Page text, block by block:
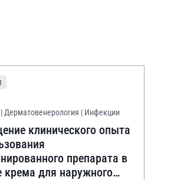
| Дерматовенерология | Инфекции
клинического опыта
препарата в
для наружного